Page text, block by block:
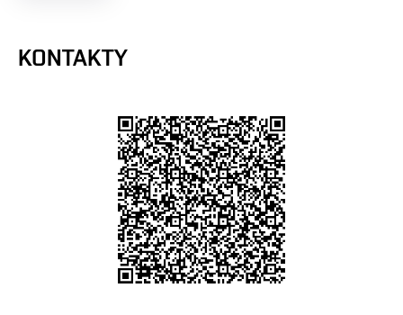
KONTAKTY